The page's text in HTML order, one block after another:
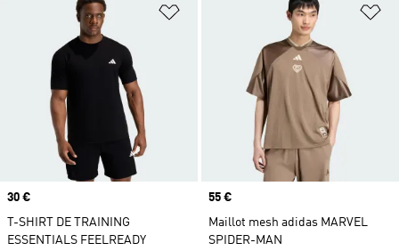
Ajouter à la Liste de produits
Prix
30 €
T-SHIRT DE TRAINING
ESSENTIALS FEELREADY
Prix
55 €
Maillot mesh adidas MARVEL
SPIDER-MAN